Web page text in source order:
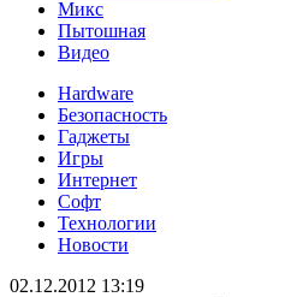
Микс
Пытошная
Видео
Hardware
Безопасность
Гаджеты
Игры
Интернет
Софт
Технологии
Новости
02.12.2012 13:19